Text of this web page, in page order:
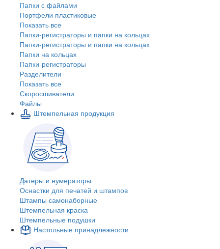
Папки с файлами
Портфели пластиковые
Показать все
Папки-регистраторы и папки на кольцах
Папки-регистраторы и папки на кольцах
Папки на кольцах
Папки-регистраторы
Разделители
Показать все
Скоросшиватели
Файлы
Штемпельная продукция
Датеры и нумераторы
Оснастки для печатей и штампов
Штампы самонаборные
Штемпельная краска
Штемпельные подушки
Настольные принадлежности